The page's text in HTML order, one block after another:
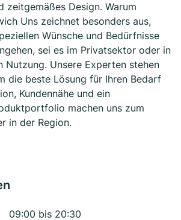
zeitgemäßes Design. Warum
Uns zeichnet besonders aus,
Wünsche und Bedürfnisse
sei es im Privatsektor oder in
Nutzung. Unsere Experten stehen
die beste Lösung für Ihren Bedarf
Kundennähe und ein
machen uns zum
in der Region.
09:00 bis 20:30